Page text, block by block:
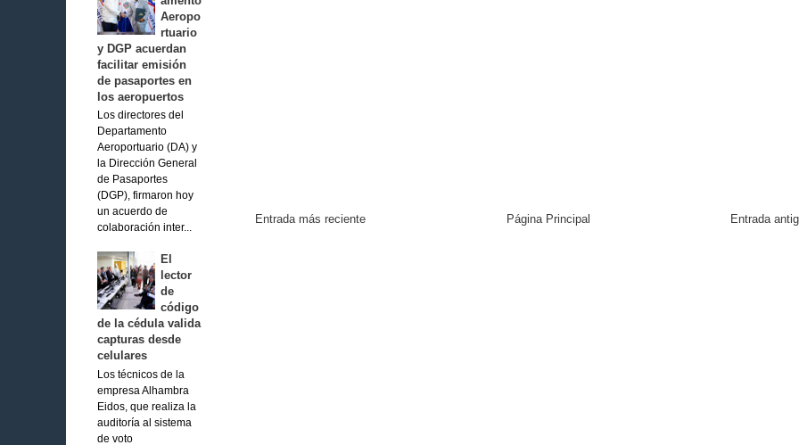
Aeropo
rtuario
y DGP acuerdan
facilitar emisión
de pasaportes en
los aeropuertos
Los directores del
Departamento
Aeroportuario (DA) y
la Dirección General
de Pasaportes
(DGP), firmaron hoy
un acuerdo de
colaboración inter...
El
lector
de
código
de la cédula valida
capturas desde
celulares
Los técnicos de la
empresa Alhambra
Eidos, que realiza la
auditoría al sistema
de voto
Entrada más reciente Entrada
Página Principal